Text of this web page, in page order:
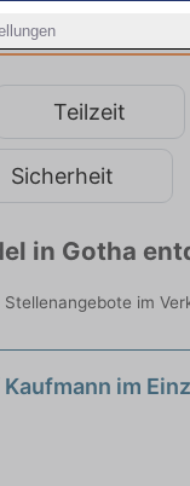
Teilzeit
Sicherheit
in Gotha
im
im